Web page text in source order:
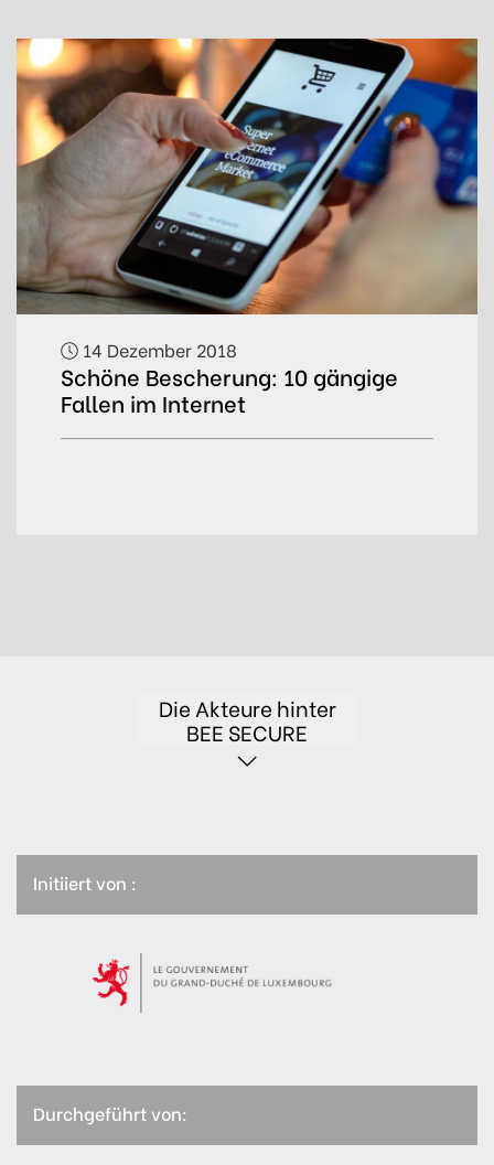
14 Dezember 2018
Schöne Bescherung: 10 gängige
Fallen im Internet
Die Akteure hinter
BEE SECURE
Initiiert von :
Durchgeführt von: